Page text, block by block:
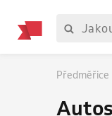
Předměřice